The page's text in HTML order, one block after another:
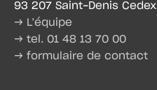
93 207 Saint-Denis Cedex
→ L’équipe
→ tel. 01 48 13 70 00
→ formulaire de contact